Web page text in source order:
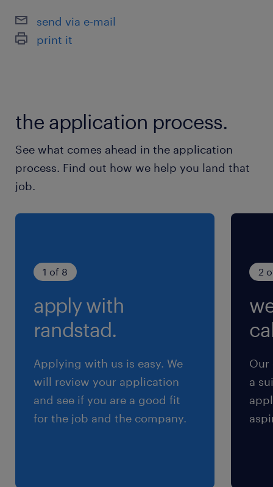
なく、自ら先頭に立って社員がより快適に就業す
るために必要なことを考え、各部署の責任者に協
と、快適な職場環境づくりを進めて頂きます。周
気配り、目配りを大切にされる方はご活躍頂ける
ポジションです。【期待する役割】人事/採用関
連の業務を主にお任せいたしますが、プレイング
マネージャーとして、幅広い視野を持ちながら、
将来的には管理職として経営層への提案を行った
り、より専門性を活かした業務を行っていただき
ます。【入社後のイメージ】まずは採用分野に軸
足を置きながら、労務面のフォローもご経験や意
欲に合わせてお願いする予定です。細かな内容や
抱えている課題については採用/労務の担当者か
らも情報提供し、伴走して取り組んでいただける
環境です。業務内容の詳細は面接時にも詳しくお
伝えします。
send via e-mail
print it
the application process.
See what comes ahead in the application
process. Find out how we help you land that
job.
1 of 8
apply with
randstad.
Applying with us is easy. We
will review your application
and see if you are a good fit
for the job and the company.
2
Our
a